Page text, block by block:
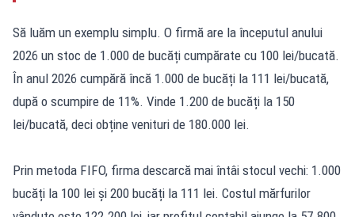
Să luăm un exemplu simplu. O firmă are la începutul anului
2026 un stoc de 1.000 de bucăți cumpărate cu 100 lei/bucată.
În anul 2026 cumpără încă 1.000 de bucăți la 111 lei/bucată,
după o scumpire de 11%. Vinde 1.200 de bucăți la 150
lei/bucată, deci obține venituri de 180.000 lei.
Prin metoda FIFO, firma descarcă mai întâi stocul vechi: 1.000
bucăți la 100 lei și 200 bucăți la 111 lei. Costul mărfurilor